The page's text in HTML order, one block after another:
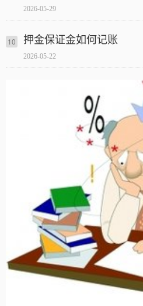
2026-05-29
10 押金保证金如何记账
2026-05-22